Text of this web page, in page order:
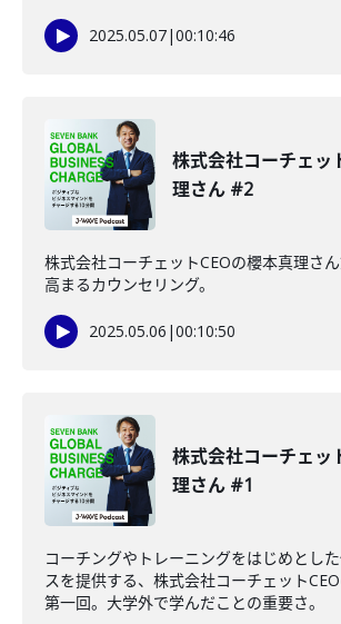
2025.05.07|00:10:46
株式会社コーチェッ
理さん #2
株式会社コーチェットCEOの櫻本真理さ
高まるカウンセリング。
2025.05.06 |00:10:50
株式会社コーチェッ
理さん #1
コーチングやトレーニングをはじめとし
スを提供する、株式会社コーチェット
第一回。大学外で学んだことの重要さ。